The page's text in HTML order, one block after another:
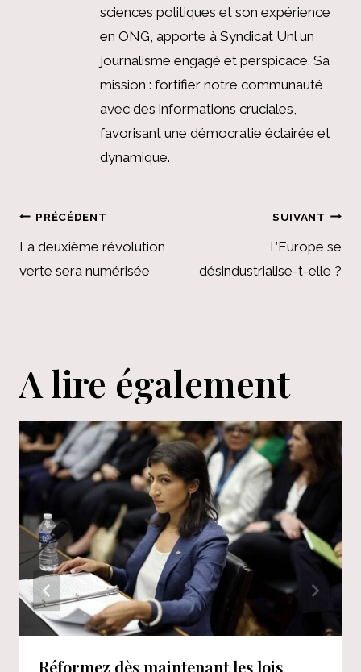
sciences politiques et son expérience
en ONG, apporte à Syndicat Unl un
journalisme engagé et perspicace. Sa
mission : fortifier notre communauté
avec des informations cruciales,
favorisant une démocratie éclairée et
dynamique.
Navigation
de
PRÉCÉDENT
La deuxième révolution
verte sera numérisée
SUIVANT
L’Europe se
désindustrialise-t-elle ?
A lire également
Réformez dès maintenant les lois